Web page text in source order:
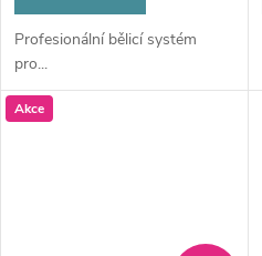
Profesionální bělicí systém
pro...
Akce